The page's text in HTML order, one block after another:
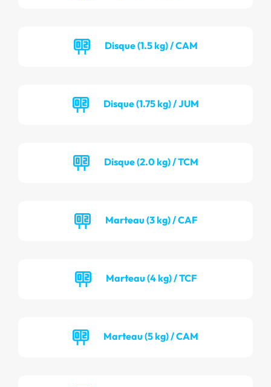
Disque (1.5 kg) / CAM
Disque (1.75 kg) / JUM
Disque (2.0 kg) / TCM
Marteau (3 kg) / CAF
Marteau (4 kg) / TCF
Marteau (5 kg) / CAM